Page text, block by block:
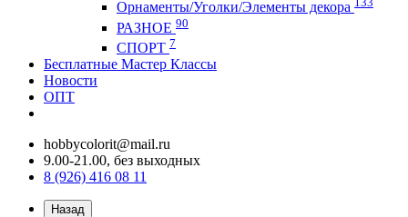
Орнаменты/Уголки/Элементы декора
РАЗНОЕ 90
СПОРТ 7
Бесплатные Мастер Классы
Новости
ОПТ
hobbycolorit@mail.ru
9.00-21.00, без выходных
8 (926) 416 08 11
Назад